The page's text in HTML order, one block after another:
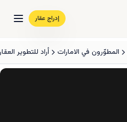
إدراج عقار
المطوّرون في الامارات أراد للتطوير